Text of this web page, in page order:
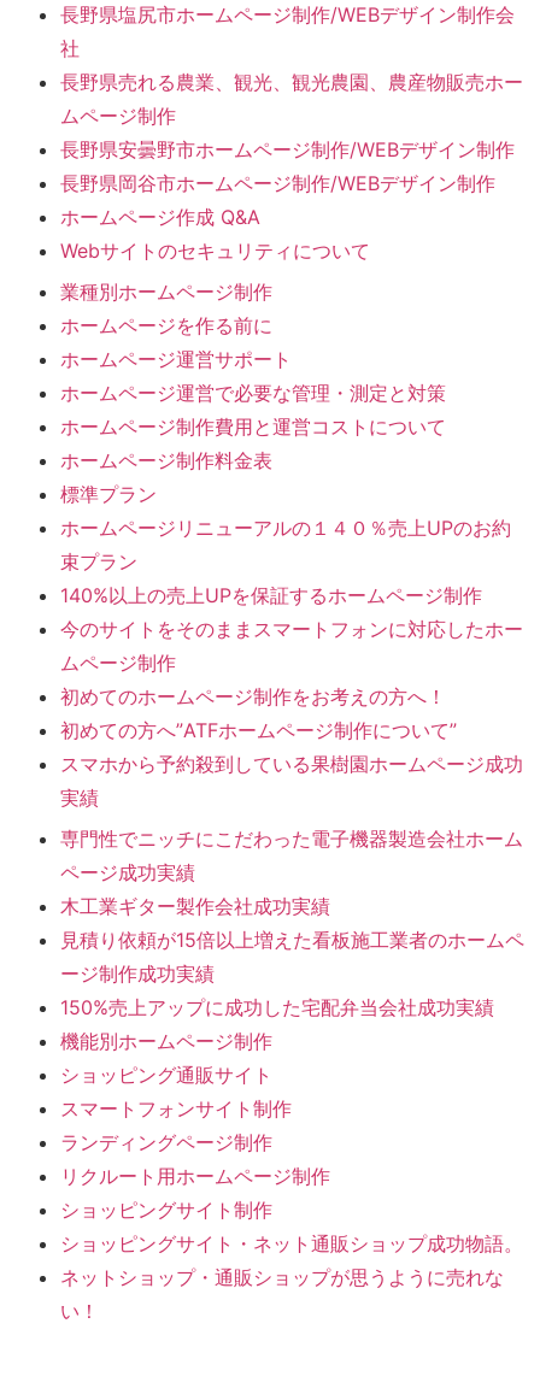
長野県塩尻市ホームページ制作/WEBデザイン制作会
社
長野県売れる農業、観光、観光農園、農産物販売ホー
ムページ制作
長野県安曇野市ホームページ制作/WEBデザイン制作
長野県岡谷市ホームページ制作/WEBデザイン制作
ホームページ作成 Q&A
Webサイトのセキュリティについて
業種別ホームページ制作
ホームページを作る前に
ホームページ運営サポート
ホームページ運営で必要な管理・測定と対策
ホームページ制作費用と運営コストについて
ホームページ制作料金表
標準プラン
ホームページリニューアルの１４０％売上UPのお約
束プラン
140%以上の売上UPを保証するホームページ制作
今のサイトをそのままスマートフォンに対応したホー
ムページ制作
初めてのホームページ制作をお考えの方へ！
初めての方へ”ATFホームページ制作について”
スマホから予約殺到している果樹園ホームページ成功
実績
専門性でニッチにこだわった電子機器製造会社ホーム
ページ成功実績
木工業ギター製作会社成功実績
見積り依頼が15倍以上増えた看板施工業者のホームペ
ージ制作成功実績
150%売上アップに成功した宅配弁当会社成功実績
機能別ホームページ制作
ショッピング通販サイト
スマートフォンサイト制作
ランディングページ制作
リクルート用ホームページ制作
ショッピングサイト制作
ショッピングサイト・ネット通販ショップ成功物語。
ネットショップ・通販ショップが思うように売れな
い！